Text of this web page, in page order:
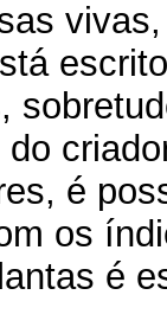
é
os
é